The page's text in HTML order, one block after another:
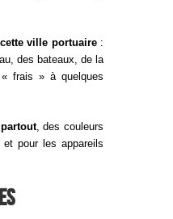
ville portuaire:
des bateaux, de la
frais » à quelques
, des couleurs
pour les appareils